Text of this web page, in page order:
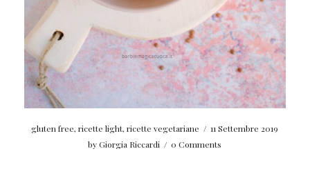
gluten free,ricette light,ricette vegetariane / 11 Settembre 2019
byGiorgia Riccardi / 0 Comments